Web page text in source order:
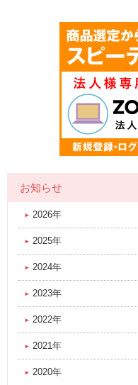
お知らせ
2026年
2025年
2024年
2023年
2022年
2021年
2020年